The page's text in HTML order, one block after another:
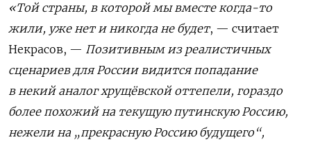
«Той страны, в которой мы вместе когда-то
жили, уже нет и никогда не будет, — считает
Некрасов, — Позитивным из реалистичных
сценариев для России видится попадание
в некий аналог хрущёвской оттепели, гораздо
более похожий на текущую путинскую Россию,
нежели на „прекрасную Россию будущего“,